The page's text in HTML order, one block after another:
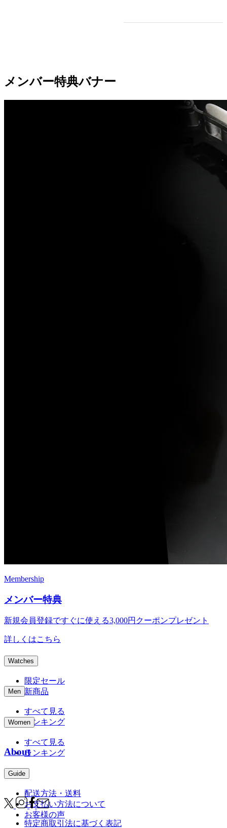
メンバー特典バナー
Membership
メンバー特典
新規会員登録ですぐに使える3,000円クーポンプレゼント
詳しくはこちら
Watches
限定セール
新商品
Men
すべて見る
ランキング
Women
すべて見る
ランキング
About
Guide
配送方法・送料
お支払い方法について
お客様の声
特定商取引法に基づく表記